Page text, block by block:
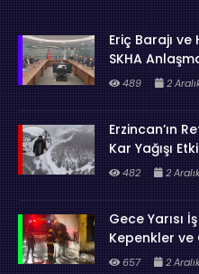
Eriç Barajı ve
SKHA
489 2
Erzincan’ın
Kar Yağışı
482 2
Gece Yarısı
Kepenkler ve
657 2